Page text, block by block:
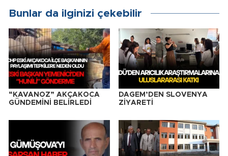
Bunlar da ilginizi çekebilir
“KAVANOZ” AKÇAKOCA
GÜNDEMİNİ BELİRLEDİ
DAGEM’DEN SLOVENYA
ZİYARETİ